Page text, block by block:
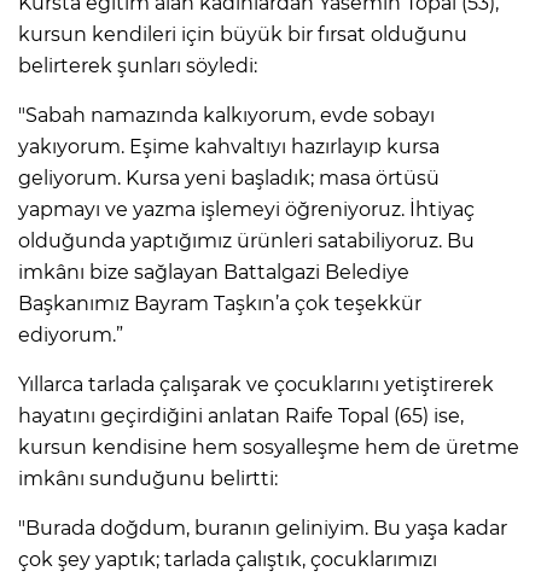
kursun kendileri için büyük bir fırsat olduğunu
belirterek şunları söyledi:
"Sabah namazında kalkıyorum, evde sobayı
yakıyorum. Eşime kahvaltıyı hazırlayıp kursa
geliyorum. Kursa yeni başladık; masa örtüsü
yapmayı ve yazma işlemeyi öğreniyoruz. İhtiyaç
olduğunda yaptığımız ürünleri satabiliyoruz. Bu
imkânı bize sağlayan Battalgazi Belediye
Başkanımız Bayram Taşkın’a çok teşekkür
ediyorum.”
Yıllarca tarlada çalışarak ve çocuklarını yetiştirerek
hayatını geçirdiğini anlatan Raife Topal (65) ise,
kursun kendisine hem sosyalleşme hem de üretme
imkânı sunduğunu belirtti:
"Burada doğdum, buranın geliniyim. Bu yaşa kadar
çok şey yaptık; tarlada çalıştık, çocuklarımızı